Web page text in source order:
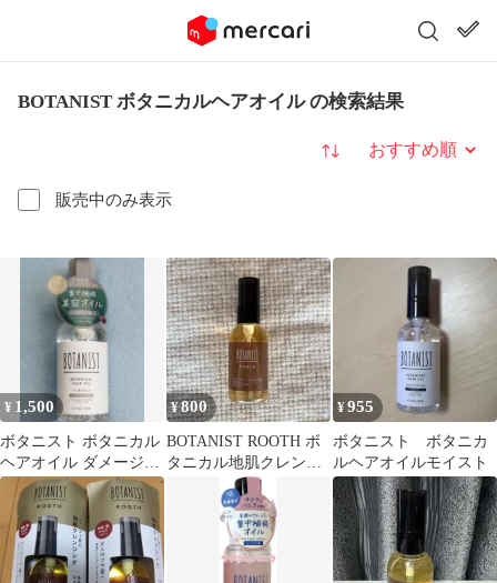
BOTANIST ボタニカルヘアオイル の検索結果
販売中のみ表示
並び替え
¥ 1,500
ボタニスト ボタニカル
ヘアオイル ダメージケ
ア アイリスとベリーの
香り
¥800
BOTANIST ROOTH ボ
タニカル地肌クレンジ
ング&ヘアオイル
¥955
ボタニスト ボタニカ
ルヘアオイルモイスト